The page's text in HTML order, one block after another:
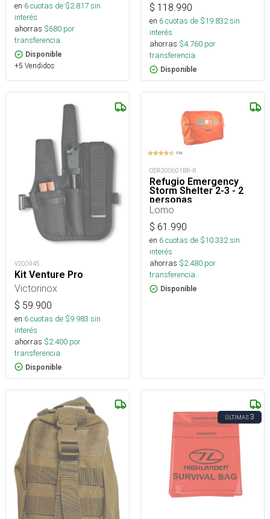
en 6cuotas de $2.817sin
interés
ahorras $680 por
transferencia.
Disponible
+5 Vendidos
$ 118.990
en 6cuotas de $19.832sin
interés
ahorras $4.760 por
transferencia.
Disponible
V200945
Kit Venture Pro
Victorinox
$ 59.900
en 6cuotas de $9.983 sin
interés
ahorras $2.400 por
transferencia.
Disponible
ODR300601BR-R
Refugio Emergency
Storm Shelter 2-3 - 2
personas
Lomo
$ 61.990
en 6cuotas de $10.332sin
interés
ahorras $2.480 por
transferencia.
Disponible
ÚLTIMAS3